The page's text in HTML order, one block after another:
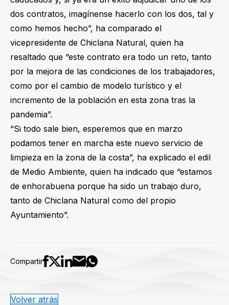
dos contratos, imagínense hacerlo con los dos, tal y
como hemos hecho”, ha comparado el
vicepresidente de Chiclana Natural, quien ha
resaltado que “este contrato era todo un reto, tanto
por la mejora de las condiciones de los trabajadores,
como por el cambio de modelo turístico y el
incremento de la población en esta zona tras la
pandemia”.
“Si todo sale bien, esperemos que en marzo
podamos tener en marcha este nuevo servicio de
limpieza en la zona de la costa”, ha explicado el edil
de Medio Ambiente, quien ha indicado que “estamos
de enhorabuena porque ha sido un trabajo duro,
tanto de Chiclana Natural como del propio
Ayuntamiento”.
Compartir
Volver atrás